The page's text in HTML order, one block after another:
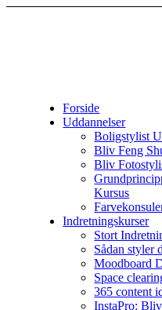
Forside
Uddannelser
Boligstylist
Bliv Feng
Bliv
Kursus
Indretningskurser
Stort
Sådan styler
Moodboard
Space
365 content
InstaPro: